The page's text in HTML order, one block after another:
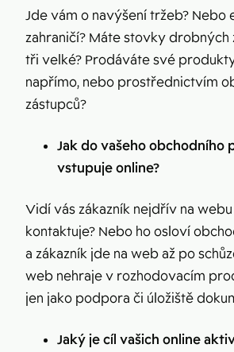
Jde vám o navýšení tržeb? Nebo
zahraničí? Máte stovky drobných
tři velké? Prodáváte své
napřímo, nebo prostřednictvím
zástupců?
Jak do vašeho obchodního
vstupuje online?
Vidí vás zákazník nejdřív na
kontaktuje? Nebo ho osloví
a zákazník jde na web až po
web nehraje v rozhodovacím
jen jako podpora či úložiště
Jaký je cíl vašich online